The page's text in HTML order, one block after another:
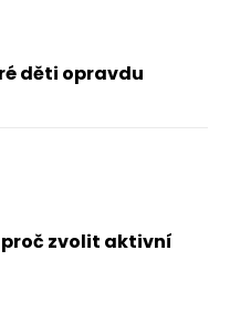
děti opravdu
proč zvolit aktivní